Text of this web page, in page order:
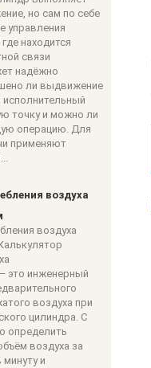
но сам по себе
управления
находится
связи
надёжно
ли выдвижение
точку и можно ли
операцию. Для
применяют
воздуха
воздуха
это инженерный
воздуха при
цилиндра. С
определить
воздуха за
и